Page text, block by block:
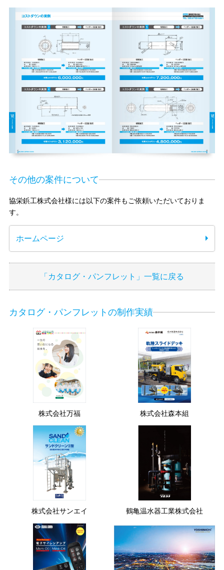
その他の案件について
協栄鋲工株式会社様には以下の案件もご依頼いただいておりま
す。
ホームページ
「カタログ・パンフレット」一覧に戻る
カタログ・パンフレットの制作実績
株式会社万福 株式会社森本組
株式会社サンエイ 鶴亀温水器工業株式会社